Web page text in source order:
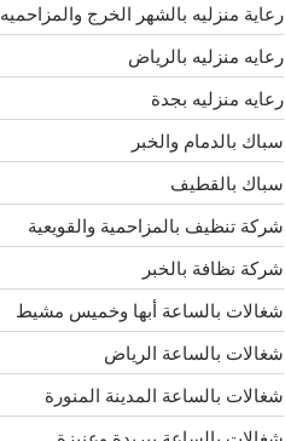
رعاية منزليه بالشهر الخرج والمزاحميه
رعايه منزليه بالرياض
رعايه منزليه بجدة
سباك بالدمام والخبر
سباك بالقطيف
شركة تنظيف بالمزاحمية والقويعية
شركة نظافة بالخبر
شغالات بالساعة أبها وخميس مشيط
شغالات بالساعة الرياض
شغالات بالساعة المدينة المنورة